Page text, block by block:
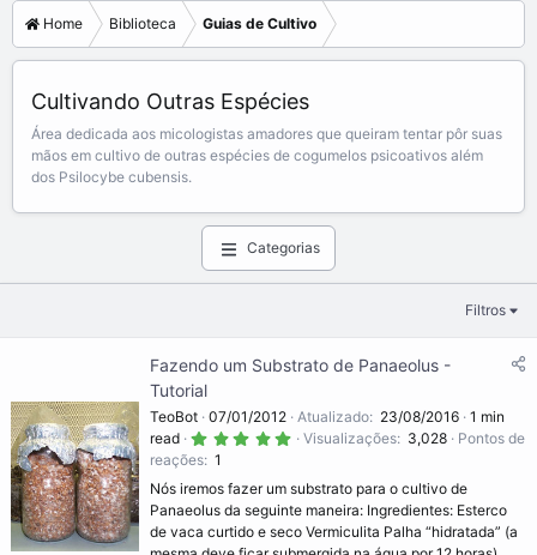
Home Biblioteca Guias de Cultivo
Cultivando Outras Espécies
Área dedicada aos micologistas amadores que queiram tentar pôr suas
mãos em cultivo de outras espécies de cogumelos psicoativos além
dos Psilocybe cubensis.
Categorias
Filtros
Fazendo um Substrato de Panaeolus -
Tutorial
TeoBot 07/01/2012 Atualizado 23/08/2016 1 min
read
5
s
t
e
Visualizações 3,028
Pontos de
reações 1
Nós iremos fazer um substrato para o cultivo de
Panaeolus da seguinte maneira: Ingredientes: Esterco
de vaca curtido e seco Vermiculita Palha “hidratada” (a